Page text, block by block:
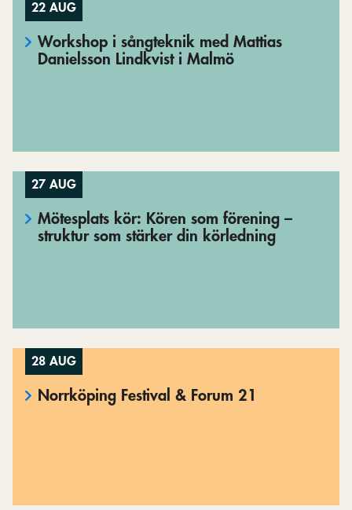
22 AUG
Workshop i sångteknik med Mattias
Danielsson Lindkvist i Malmö
27 AUG
Mötesplats kör: Kören som förening –
struktur som stärker din körledning
28 AUG
Norrköping Festival & Forum 21